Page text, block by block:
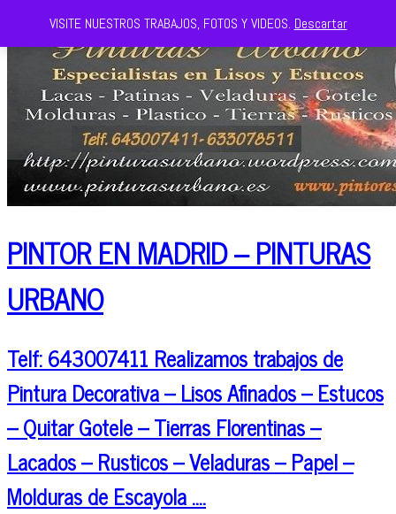
PINTOR EN MADRID – PINTURAS
URBANO
Telf: 643007411 Realizamos trabajos de
Pintura Decorativa – Lisos Afinados – Estucos
– Quitar Gotele – Tierras Florentinas –
Lacados – Rusticos – Veladuras – Papel –
Molduras de Escayola ….
VISITE NUESTROS TRABAJOS, FOTOS Y VIDEOS. Descartar